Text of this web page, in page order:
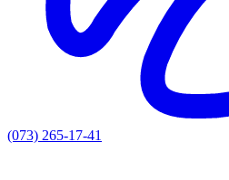
(073) 265-17-41